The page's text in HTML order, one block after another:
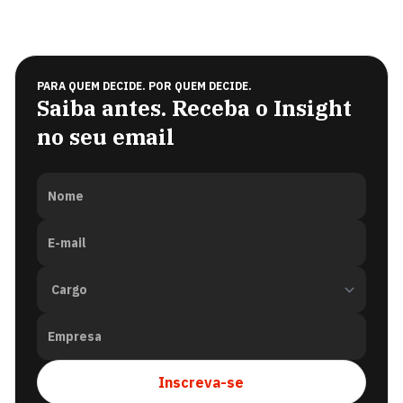
PARA QUEM DECIDE. POR QUEM DECIDE.
Saiba antes. Receba o Insight
no seu email
Nome
E-mail
Empresa
Inscreva-se